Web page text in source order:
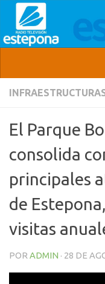
El Parque
consolida
principales
de
visitas
POR ADMIN · 28 DE